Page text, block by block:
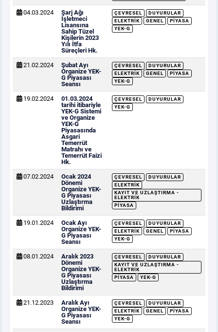
04.03.2024
Şarj Ağı
İşletmeci
Lisansına
Sahip Tüzel
Kişilerin 2023
Yılı İtfa
Süreçleri Hk.
ÇEVRESEL
DUYURULAR
ELEKTRIK
GENEL
PIYASA
YEK-G
21.02.2024
Şubat Ayı
Organize YEK-
G Piyasası
Seansı
ÇEVRESEL
DUYURULAR
ELEKTRIK
GENEL
PIYASA
YEK-G
19.02.2024
01.03.2024
tarihi itibariyle
YEK-G Sistemi
ve Organize
YEK-G
Piyasasında
Asgari
Temerrüt
Matrahı ve
Temerrüt Faizi
Hk.
ÇEVRESEL
DUYURULAR
YEK-G
07.02.2024
Ocak 2024
Dönemi
Organize YEK-
G Piyasası
Uzlaştırma
Bildirimi
ÇEVRESEL
DUYURULAR
ELEKTRIK
KAYIT VE UZLAŞTIRMA -
ELEKTRIK
PIYASA
19.01.2024
Ocak Ayı
Organize YEK-
G Piyasası
Seansı
ÇEVRESEL
DUYURULAR
ELEKTRIK
GENEL
PIYASA
YEK-G
08.01.2024
Aralık 2023
Dönemi
Organize YEK-
G Piyasası
Uzlaştırma
Bildirimi
ÇEVRESEL
DUYURULAR
KAYIT VE UZLAŞTIRMA -
ELEKTRIK
PIYASA
YEK-G
21.12.2023
Aralık Ayı
Organize YEK-
G Piyasası
Seansı
ÇEVRESEL
DUYURULAR
ELEKTRIK
GENEL
PIYASA
YEK-G